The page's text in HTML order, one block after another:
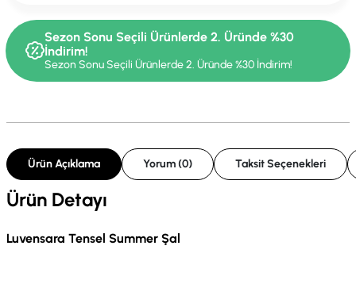
Sezon Sonu Seçili Ürünlerde 2. Üründe %30
İndirim!
Sezon Sonu Seçili Ürünlerde 2. Üründe %30 İndirim!
Ürün Açıklama Yorum (0) Taksit Seçenekleri
Ürün Detayı
Luvensara Tensel Summer Şal